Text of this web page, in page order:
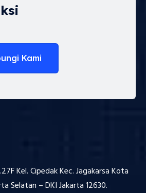
Kami
Kel. Cipedak Kec. Jagakarsa Kota
Selatan – DKI Jakarta 12630.